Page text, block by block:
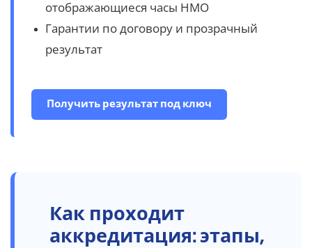
отображающиеся часы НМО
Гарантии по договору и прозрачный
результат
Получить результат под ключ
Как проходит
аккредитация: этапы,